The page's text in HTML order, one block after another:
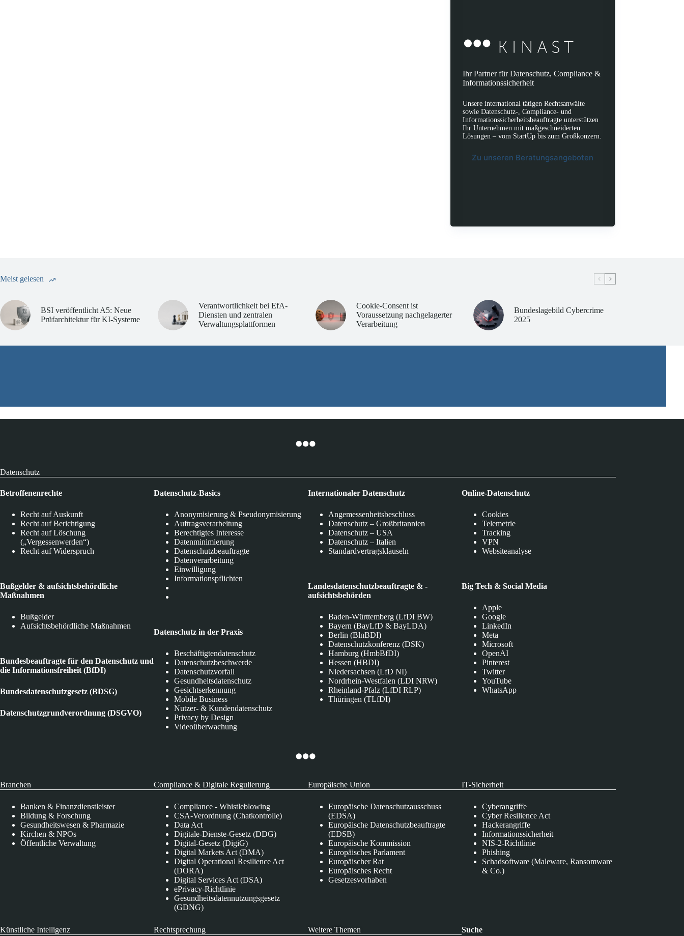
Ihr Partner für Datenschutz, Compliance &
Informationssicherheit
Unsere international tätigen Rechtsanwälte
sowie Datenschutz-, Compliance- und
Informationssicherheitsbeauftragte unterstützen
Ihr Unternehmen mit maßgeschneiderten
Lösungen – vom StartUp bis zum Großkonzern.
Zu unseren Beratungsangeboten
Meist gelesen
BSI veröffentlicht A5: Neue
Prüfarchitektur für KI-Systeme
Verantwortlichkeit bei EfA-
Diensten und zentralen
Verwaltungsplattformen
Cookie-Consent ist
Voraussetzung nachgelagerter
Verarbeitung
Bundeslagebild Cybercrime
2025
Datenschutz
Betroffenenrechte
Recht auf Auskunft
Recht auf Berichtigung
Recht auf Löschung
(„Vergessenwerden“)
Recht auf Widerspruch
Bußgelder & aufsichtsbehördliche
Maßnahmen
Bußgelder
Aufsichtsbehördliche Maßnahmen
Bundesbeauftragte für den Datenschutz und
die Informationsfreiheit (BfDI)
Bundesdatenschutzgesetz (BDSG)
Datenschutzgrundverordnung (DSGVO)
Datenschutz-Basics
Anonymisierung & Pseudonymisierung
Auftragsverarbeitung
Berechtigtes Interesse
Datenminimierung
Datenschutzbeauftragte
Datenverarbeitung
Einwilligung
Informationspflichten
Datenschutz in der Praxis
Beschäftigtendatenschutz
Datenschutzbeschwerde
Datenschutzvorfall
Gesundheitsdatenschutz
Gesichtserkennung
Mobile Business
Nutzer- & Kundendatenschutz
Privacy by Design
Videoüberwachung
Internationaler Datenschutz
Angemessenheitsbeschluss
Datenschutz – Großbritannien
Datenschutz – USA
Datenschutz – Italien
Standardvertragsklauseln
Landesdatenschutzbeauftragte & -
aufsichtsbehörden
Baden-Württemberg (LfDI BW)
Bayern (BayLfD & BayLDA)
Berlin (BlnBDI)
Datenschutzkonferenz (DSK)
Hamburg (HmbBfDI)
Hessen (HBDI)
Niedersachsen (LfD NI)
Nordrhein-Westfalen (LDI NRW)
Rheinland-Pfalz (LfDI RLP)
Thüringen (TLfDI)
Online-Datenschutz
Cookies
Telemetrie
Tracking
VPN
Websiteanalyse
Big Tech & Social Media
Apple
Google
LinkedIn
Meta
Microsoft
OpenAI
Pinterest
Twitter
YouTube
WhatsApp
Branchen
Banken & Finanzdienstleister
Bildung & Forschung
Gesundheitswesen & Pharmazie
Kirchen & NPOs
Öffentliche Verwaltung
Compliance & Digitale Regulierung
Compliance - Whistleblowing
CSA-Verordnung (Chatkontrolle)
Data Act
Digitale-Dienste-Gesetz (DDG)
Digital-Gesetz (DigiG)
Digital Markets Act (DMA)
Digital Operational Resilience Act
(DORA)
Digital Services Act (DSA)
ePrivacy-Richtlinie
Gesundheitsdatennutzungsgesetz
(GDNG)
Europäische Union
Europäische Datenschutzausschuss
(EDSA)
Europäische Datenschutzbeauftragte
(EDSB)
Europäische Kommission
Europäisches Parlament
Europäischer Rat
Europäisches Recht
Gesetzesvorhaben
IT-Sicherheit
Cyberangriffe
Cyber Resilience Act
Hackerangriffe
Informationssicherheit
NIS-2-Richtlinie
Phishing
Schadsoftware (Maleware, Ransomware
& Co.)
Künstliche Intelligenz Rechtsprechung Weitere Themen Suche